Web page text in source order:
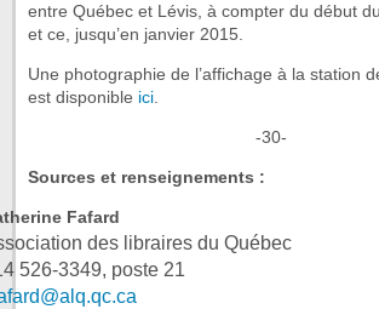
entre Québec et Lévis, à compter du début
et ce, jusqu’en janvier 2015.
Une photographie de l’affichage à la station
est disponible ici.
-30-
Sources et renseignements :
Fafard
des libraires du Québec
526-3349, poste 21